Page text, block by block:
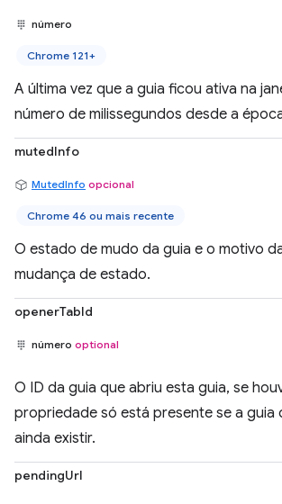
número
Chrome 121+
A última vez que a guia ficou ativa na
número de milissegundos desde a
mutedInfo
MutedInfo opcional
Chrome 46 ou mais recente
O estado de mudo da guia e o motivo
mudança de estado.
openerTabId
número optional
O ID da guia que abriu esta guia, se
propriedade só está presente se a guia
ainda existir.
pendingUrl